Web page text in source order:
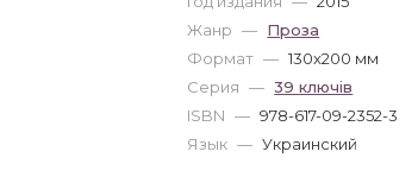
Жанр — Проза
Формат — 130x200 мм
Серия — 39 ключів
ISBN — 978-617-09-2352-3
Язык — Украинский